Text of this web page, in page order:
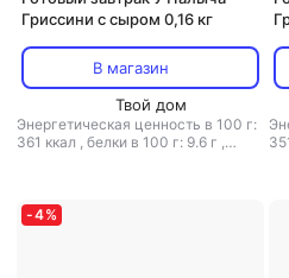
Гриссини с сыром 0,16 кг
В магазин
Твой дом
Энергетическая ценность в 100 г:
361 ккал , белки в 100 г: 9.6 г ,
-4%